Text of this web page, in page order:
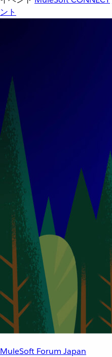
ント
MuleSoft Forum Japan